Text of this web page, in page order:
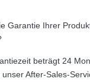
Garantie Ihrer
beträgt 24
After-Sales-